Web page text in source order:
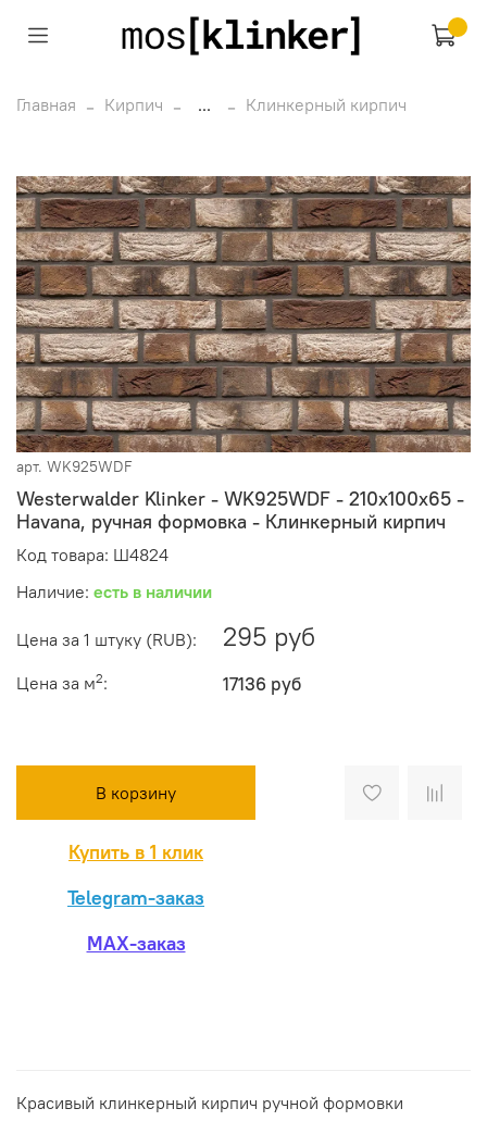
Главная Кирпич ... Клинкерный кирпич
арт. WK925WDF
Westerwalder Klinker - WK925WDF - 210х100х65 -
Havana, ручная формовка - Клинкерный кирпич
Код товара: Ш4824
Наличие: есть в наличии
Цена за 1 штуку (RUB): 295 руб
Цена за м2: 17136 руб
В корзину
Купить в 1 клик
Telegram-заказ
MAX-заказ
Красивый клинкерный кирпич ручной формовки